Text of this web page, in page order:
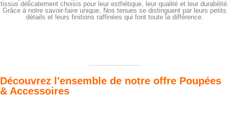
tissus délicatement choisis pour leur esthétique, leur qualité et leur durabilité.
Grâce à notre savoir-faire unique, Nos tenues se distinguent par leurs petits
détails et leurs finitions raffinées qui font toute la différence.
Découvrez l'ensemble de notre offre Poupées
& Accessoires